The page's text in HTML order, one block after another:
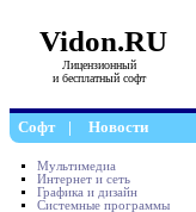
Vidon.RU
Лицензионный
и бесплатный софт
Софт | Новости
Мультимедиа
Интернет и сеть
Графика и дизайн
Системные программы